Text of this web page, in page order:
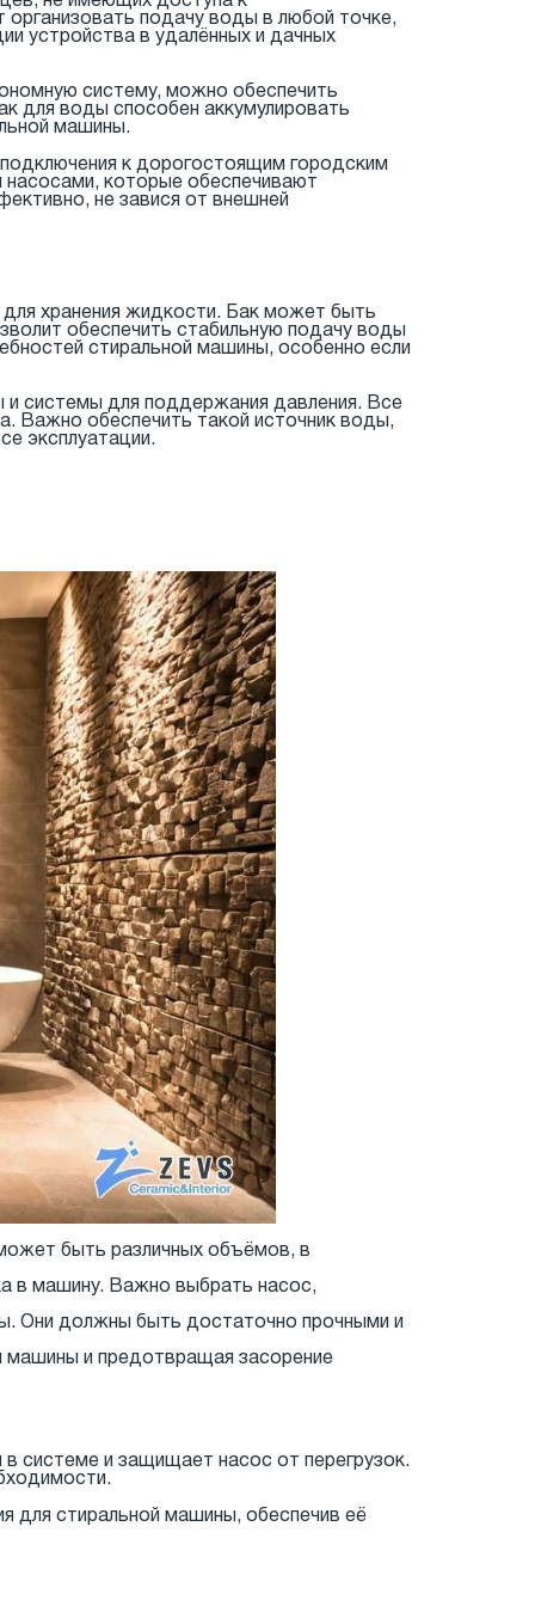
подачу воды в любой точке,
устройства в удалённых и дачных
систему, можно обеспечить
для воды способен аккумулировать
машины.
к дорогостоящим городским
которые обеспечивают
не завися от внешней
хранения жидкости. Бак может быть
обеспечить стабильную подачу воды
стиральной машины, особенно если
системы для поддержания давления. Все
Важно обеспечить такой источник воды,
эксплуатации.
быть различных объёмов, в
в машину. Важно выбрать насос,
Они должны быть достаточно прочными и
машины и предотвращая засорение
системе и защищает насос от перегрузок.
стиральной машины, обеспечив её